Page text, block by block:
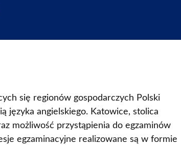
się regionów gospodarczych Polski
języka angielskiego. Katowice, stolica
możliwość przystąpienia do egzaminów
egzaminacyjne realizowane są w formie